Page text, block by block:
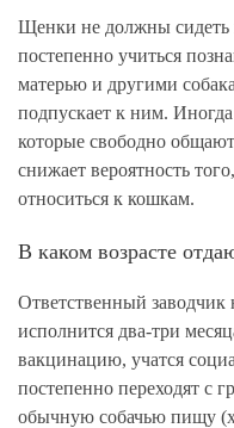
Щенки не должны сидеть
постепенно учиться
матерью и другими
подпускает к ним.
которые свободно
снижает вероятность
относиться к кошкам.
В каком возрасте
Ответственный
исполнится два-три
вакцинацию, учатся
постепенно переходят с
обычную собачью пищу